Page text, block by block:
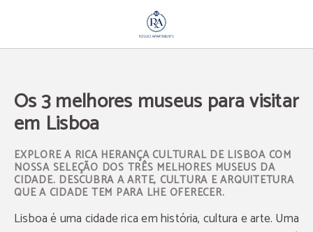
Os 3 melhores museus para visitar
em Lisboa
EXPLORE A RICA HERANÇA CULTURAL DE LISBOA COM
NOSSA SELEÇÃO DOS TRÊS MELHORES MUSEUS DA
CIDADE. DESCUBRA A ARTE, CULTURA E ARQUITETURA
QUE A CIDADE TEM PARA LHE OFERECER.
Lisboa é uma cidade rica em história, cultura e arte. Uma